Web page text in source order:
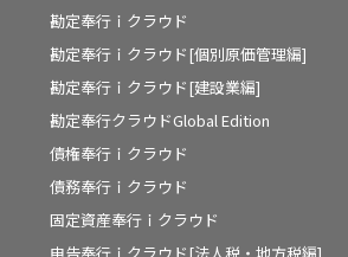
勘定奉行ｉクラウド
勘定奉行ｉクラウド[個別原価管理編]
勘定奉行ｉクラウド[建設業編]
勘定奉行クラウドGlobal Edition
債権奉行ｉクラウド
債務奉行ｉクラウド
固定資産奉行ｉクラウド